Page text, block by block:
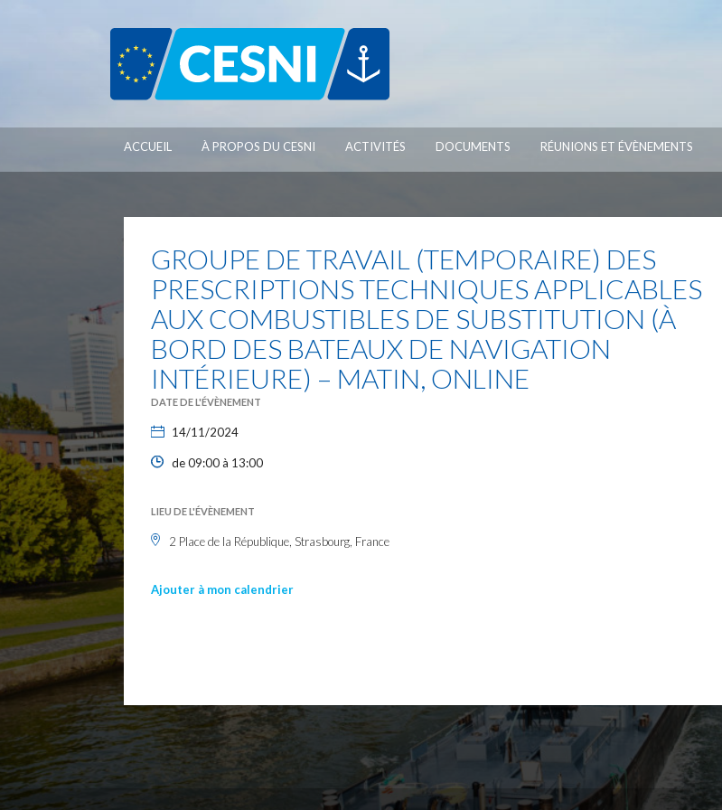
ACCUEIL À PROPOS DU CESNI ACTIVITÉS DOCUMENTS RÉUNIONS ET ÉVÈNEMENTS
GROUPE DE TRAVAIL (TEMPORAIRE) DES
PRESCRIPTIONS TECHNIQUES APPLICABLES
AUX COMBUSTIBLES DE SUBSTITUTION (À
BORD DES BATEAUX DE NAVIGATION
INTÉRIEURE) – MATIN, ONLINE
DATE DE L'ÉVÈNEMENT
14/11/2024
de 09:00 à 13:00
LIEU DE L'ÉVÈNEMENT
2 Place de la République, Strasbourg, France
Ajouter à mon calendrier